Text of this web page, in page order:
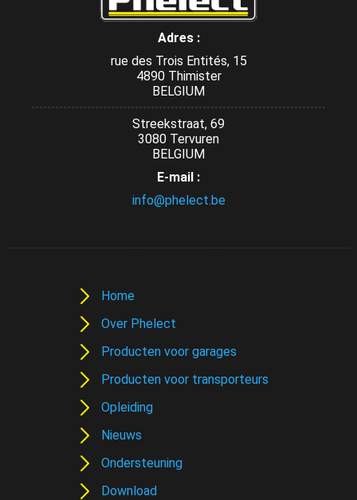
Adres :
rue des Trois Entités, 15
4890 Thimister
BELGIUM
Streekstraat, 69
3080 Tervuren
BELGIUM
E-mail :
info@phelect.be
Home
Over Phelect
Producten voor garages
Producten voor transporteurs
Opleiding
Nieuws
Ondersteuning
Download